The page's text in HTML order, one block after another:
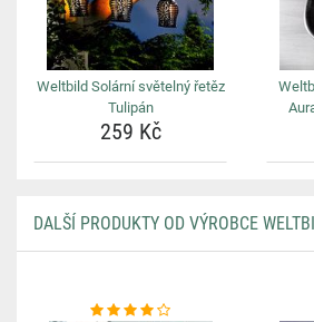
Weltbild Solární světelný řetěz
Tulipán
259 Kč
DALŠÍ PRODUKTY OD VÝROBCE